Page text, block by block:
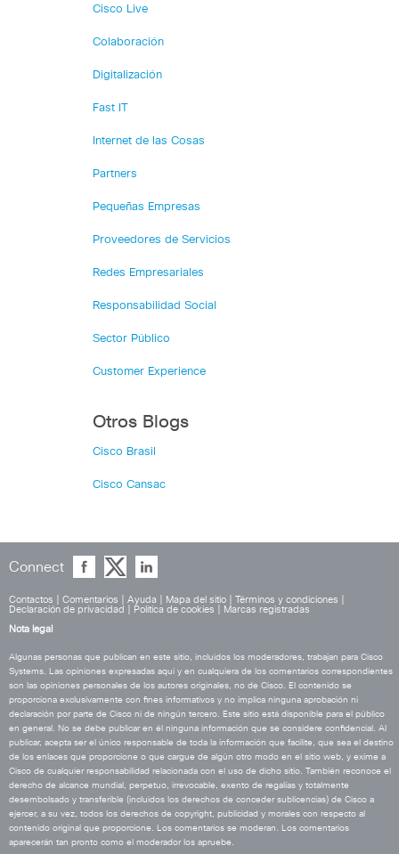
Cisco Live
Colaboración
Digitalización
Fast IT
Internet de las Cosas
Partners
Pequeñas Empresas
Proveedores de Servicios
Redes Empresariales
Responsabilidad Social
Sector Público
Customer Experience
Otros Blogs
Cisco Brasil
Cisco Cansac
Connect
Contactos Comentarios Ayuda Mapa del sitio Términos y condiciones
Declaración de privacidad
Política de cookies
Marcas registradas
Nota legal
Algunas personas que publican en este sitio, incluidos los moderadores, trabajan para Cisco
Systems. Las opiniones expresadas aquí y en cualquiera de los comentarios correspondientes
son las opiniones personales de los autores originales, no de Cisco. El contenido se
proporciona exclusivamente con fines informativos y no implica ninguna aprobación ni
declaración por parte de Cisco ni de ningún tercero. Este sitio está disponible para el público
en general. No se debe publicar en él ninguna información que se considere confidencial. Al
publicar, acepta ser el único responsable de toda la información que facilite, que sea el destino
de los enlaces que proporcione o que cargue de algún otro modo en el sitio web, y exime a
Cisco de cualquier responsabilidad relacionada con el uso de dicho sitio. También reconoce el
derecho de alcance mundial, perpetuo, irrevocable, exento de regalías y totalmente
desembolsado y transferible (incluidos los derechos de conceder sublicencias) de Cisco a
ejercer, a su vez, todos los derechos de copyright, publicidad y morales con respecto al
contenido original que proporcione. Los comentarios se moderan. Los comentarios
aparecerán tan pronto como el moderador los apruebe.